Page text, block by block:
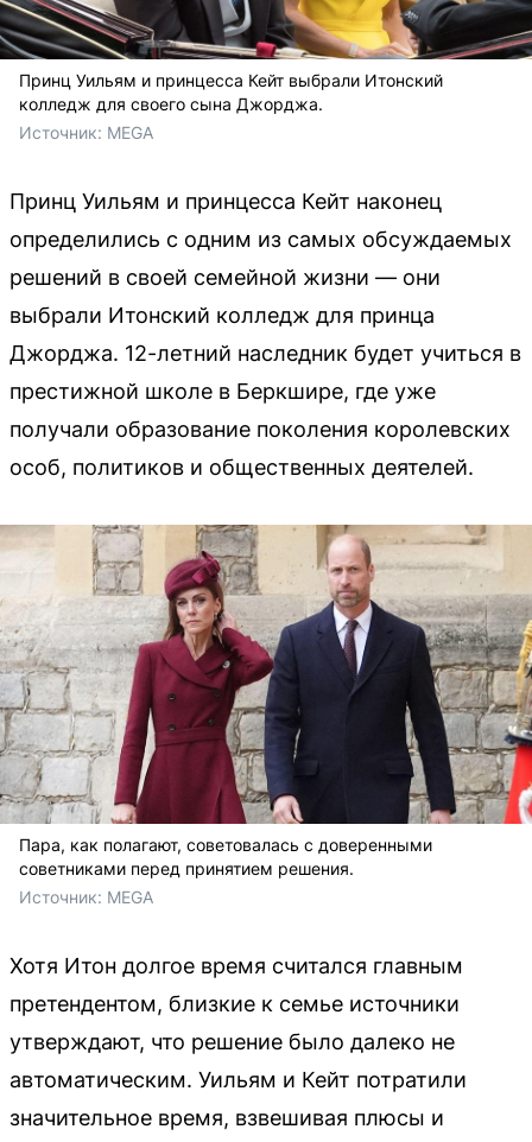
Принц Уильям и принцесса Кейт выбрали Итонский
колледж для своего сына Джорджа.
Источник: MEGA
Принц Уильям и принцесса Кейт наконец
определились с одним из самых обсуждаемых
решений в своей семейной жизни — они
выбрали Итонский колледж для принца
Джорджа. 12-летний наследник будет учиться в
престижной школе в Беркшире, где уже
получали образование поколения королевских
особ, политиков и общественных деятелей.
Пара, как полагают, советовалась с доверенными
советниками перед принятием решения.
Источник: MEGA
Хотя Итон долгое время считался главным
претендентом, близкие к семье источники
утверждают, что решение было далеко не
автоматическим. Уильям и Кейт потратили
значительное время, взвешивая плюсы и